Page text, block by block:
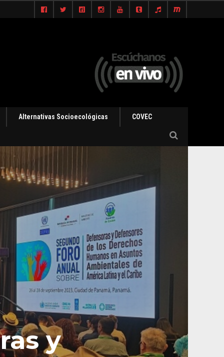
Alternativas Socioecológicas COVEC
y